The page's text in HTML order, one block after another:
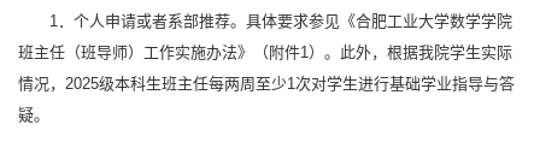
1．个人申请或者系部推荐。具体要求参见《合肥工业大学数学学院
班主任（班导师）工作实施办法》（附件1）。此外，根据我院学生实际
情况，2025级本科生班主任每两周至少1次对学生进行基础学业指导与答
疑。